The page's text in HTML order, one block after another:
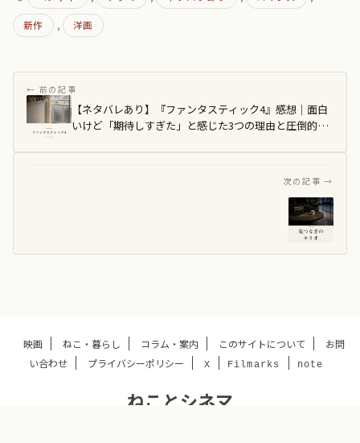
新作 , 洋画
【ネタバレあり】『ファンタスティック4』感想｜面白
いけど「期待しすぎた」と感じた3つの理由と圧倒的な
り】
エ
映画 ねこ・暮らし コラム・案内 このサイトについて
お問
い合わせ
プライバシーポリシー X Filmarks note
ねことシネマ